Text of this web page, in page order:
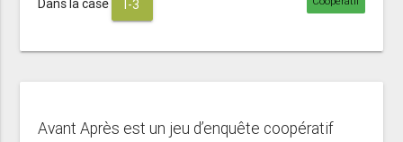
Dans la case I-3
Avant Après est un jeu d’enquête coopératif